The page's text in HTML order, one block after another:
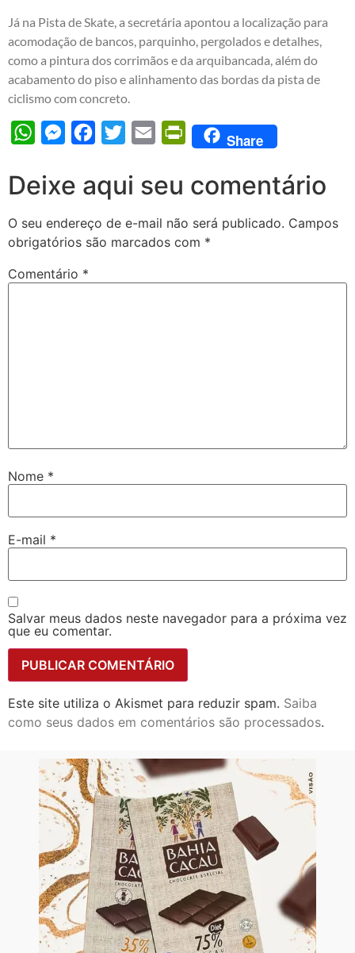
Já na Pista de Skate, a secretária apontou a localização para
acomodação de bancos, parquinho, pergolados e detalhes,
como a pintura dos corrimãos e da arquibancada, além do
acabamento do piso e alinhamento das bordas da pista de
ciclismo com concreto.
WhatsAppMessengerFacebook
Twitter Email PrintFriendly
Share
Deixe aqui seu comentário
O seu endereço de e-mail não será publicado. Campos
obrigatórios são marcados com *
Comentário *
Nome *
E-mail *
Salvar meus dados neste navegador para a próxima vez
que eu comentar.
Este site utiliza o Akismet para reduzir spam. Saiba
como seus dados em comentários são processados.